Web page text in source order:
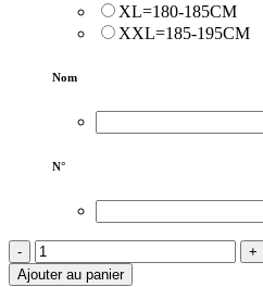
XL=180-185CM
XXL=185-195CM
Nom
N°
-
+
Ajouter au panier